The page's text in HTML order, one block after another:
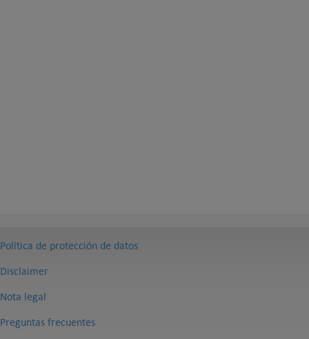
Política de protección de datos
Disclaimer
Nota legal
Preguntas frecuentes